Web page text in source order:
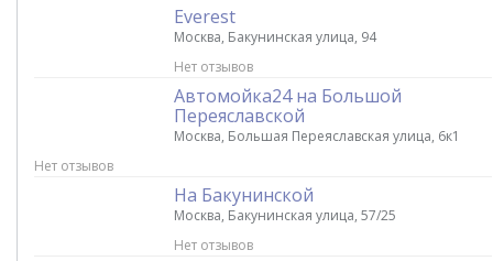
Everest
Москва, Бакунинская улица, 94
Нет отзывов
Автомойка24 на Большой
Переяславской
Москва, Большая Переяславская улица, 6к1
Нет отзывов
На Бакунинской
Москва, Бакунинская улица, 57/25
Нет отзывов